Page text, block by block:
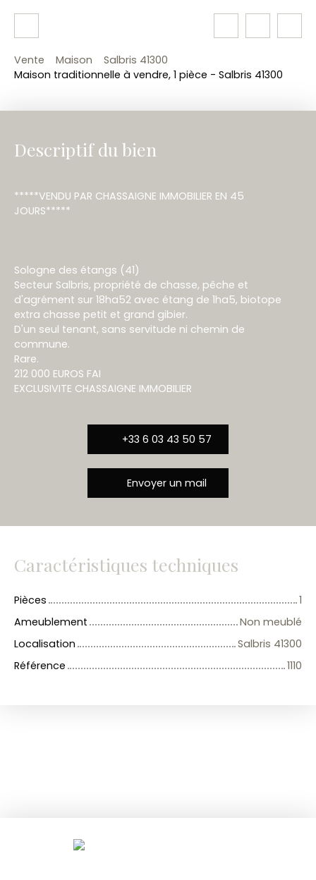
Vente Maison
Salbris 41300
Maison traditionnelle à vendre, 1 pièce - Salbris 41300
Descriptif du bien
*****VENDU PAR CHASSAIGNE IMMOBILIER EN 45
JOURS*****
Sologne des étangs (41)
Secteur Salbris, propriété de chasse, pêche et
d'agrément sur 18ha52 avec étang de 1ha5, biotope
extra chasse petit et grand gibier.
D'un seul tenant, sans servitude ni chemin de
commune.
Rare.
212 000 EUROS FAI
EXCLUSIVITE CHASSAIGNE IMMOBILIER
+33 6 03 43 50 57
Envoyer un mail
Caractéristiques techniques
Pièces
1
Ameublement
Non meublé
Localisation
Salbris 41300
Référence
1110